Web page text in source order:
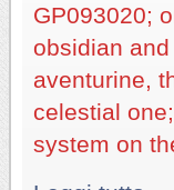
GP093020;
obsidian
aventurine,
celestial
system on